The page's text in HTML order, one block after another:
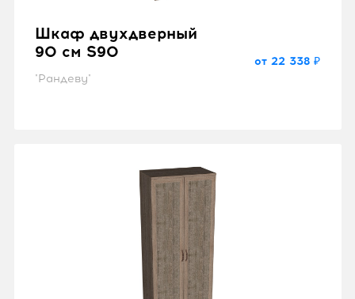
Шкаф двухдверный
90 см S90
"Рандеву"
от 22 338 ₽